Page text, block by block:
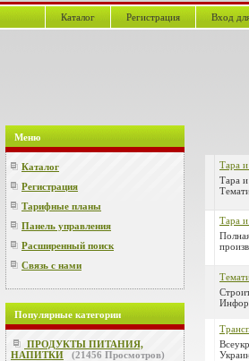
Каталог Регистрация Вход
Меню
Каталог
Регистрация
Тарифные планы
Панель управления
Расширенный поиск
Связь с нами
Популярные категории
ПРОДУКТЫ ПИТАНИЯ,
НАПИТКИ
(21456 Просмотров)
Тара и
Тара
Тара